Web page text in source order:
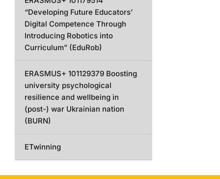
“Developing Future Educators’
Digital Competence Through
Introducing Robotics into
Curriculum” (EduRob)
ERASMUS+ 101129379 Boosting
university psychological
resilience and wellbeing in
(post-) war Ukrainian nation
(BURN)
ETwinning